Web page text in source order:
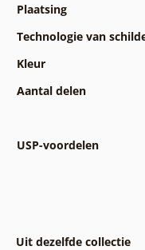
Plaatsing
Technologie van
Kleur
Aantal delen
USP-voordelen
Uit dezelfde collectie